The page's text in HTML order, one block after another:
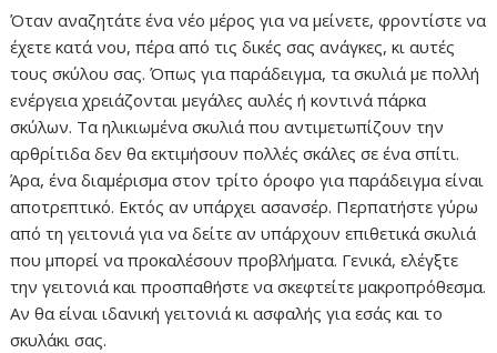
Όταν αναζητάτε ένα νέο μέρος για να μείνετε, φροντίστε να
έχετε κατά νου, πέρα από τις δικές σας ανάγκες, κι αυτές
τους σκύλου σας. Όπως για παράδειγμα, τα σκυλιά με πολλή
ενέργεια χρειάζονται μεγάλες αυλές ή κοντινά πάρκα
σκύλων. Τα ηλικιωμένα σκυλιά που αντιμετωπίζουν την
αρθρίτιδα δεν θα εκτιμήσουν πολλές σκάλες σε ένα σπίτι.
Άρα, ένα διαμέρισμα στον τρίτο όροφο για παράδειγμα είναι
αποτρεπτικό. Εκτός αν υπάρχει ασανσέρ. Περπατήστε γύρω
από τη γειτονιά για να δείτε αν υπάρχουν επιθετικά σκυλιά
που μπορεί να προκαλέσουν προβλήματα. Γενικά, ελέγξτε
την γειτονιά και προσπαθήστε να σκεφτείτε μακροπρόθεσμα.
Αν θα είναι ιδανική γειτονιά κι ασφαλής για εσάς και το
σκυλάκι σας.